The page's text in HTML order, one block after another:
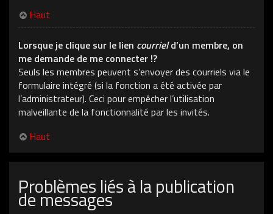
Haut
Lorsque je clique sur le lien courrield’un membre, on
me demande de me connecter !?
Seuls les membres peuvent s’envoyer des courriels via le
formulaire intégré (si la fonction a été activée par
l’administrateur). Ceci pour empêcher l’utilisation
malveillante de la fonctionnalité par les invités.
Haut
Problèmes liés à la publication
de messages